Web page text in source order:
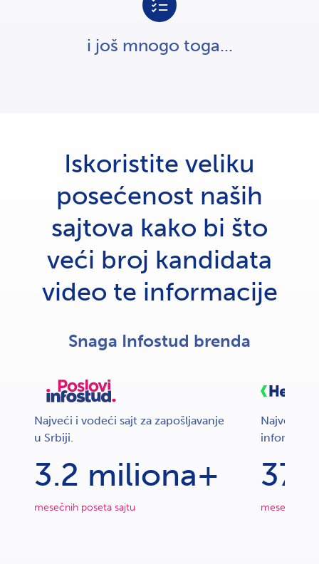
i još mnogo toga...
Iskoristite veliku
posećenost naših
sajtova kako bi što
veći broj kandidata
video te informacije
Snaga Infostud brenda
Najveći i vodeći sajt za zapošljavanje
u Srbiji.
3.2 miliona+
mesečnih poseta sajtu
Najveća
mesečnih